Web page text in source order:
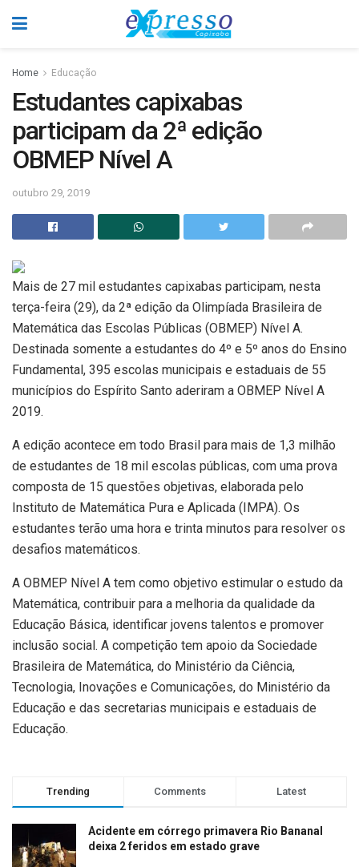
Home Educação
Estudantes capixabas
participam da 2ª edição
OBMEP Nível A
outubro 29, 2019
Mais de 27 mil estudantes capixabas participam, nesta
terça-feira (29), da 2ª edição da Olimpíada Brasileira de
Matemática das Escolas Públicas (OBMEP) Nível A.
Destinada somente a estudantes do 4º e 5º anos do Ensino
Fundamental, 395 escolas municipais e estaduais de 55
municípios do Espírito Santo aderiram a OBMEP Nível A
2019.
A edição acontece em todo Brasil para mais de 1,3 milhão
de estudantes de 18 mil escolas públicas, com uma prova
composta de 15 questões objetivas, elaborada pelo
Instituto de Matemática Pura e Aplicada (IMPA). Os
estudantes terão uma hora e trinta minutos para resolver os
desafios matemáticos.
A OBMEP Nível A tem como objetivo estimular o estudo da
Matemática, contribuir para a melhoria da qualidade da
Educação Básica, identificar jovens talentos e promover
inclusão social. A competição tem apoio da Sociedade
Brasileira de Matemática, do Ministério da Ciência,
Tecnologia, Inovações e Comunicações, do Ministério da
Educação e das secretarias municipais e estaduais de
Educação.
Trending Comments Latest
Acidente em córrego primavera Rio Bananal
deixa 2 feridos em estado grave